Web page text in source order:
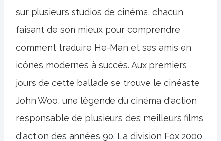
sur plusieurs studios de cinéma, chacun
faisant de son mieux pour comprendre
comment traduire He-Man et ses amis en
icônes modernes à succès. Aux premiers
jours de cette ballade se trouve le cinéaste
John Woo, une légende du cinéma d'action
responsable de plusieurs des meilleurs films
d'action des années 90. La division Fox 2000